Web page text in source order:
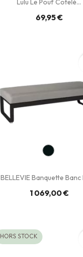
Lulu Le Pouf Cotelé...
69,95 €
BELLEVIE Banquette
1 069,00 €
HORS STOCK